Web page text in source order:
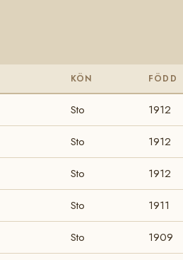
KÖN FÖDD
Sto 1912
Sto 1912
Sto 1912
Sto 1911
Sto 1909